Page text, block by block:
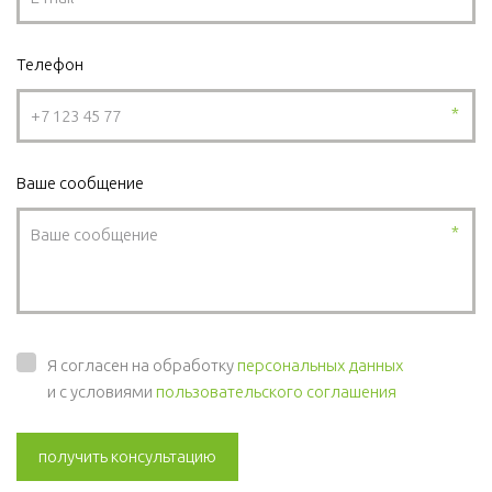
Телефон
*
Ваше сообщение
*
Я согласен на обработкуперсональных данных
и с условиями пользовательского соглашения
получить консультацию